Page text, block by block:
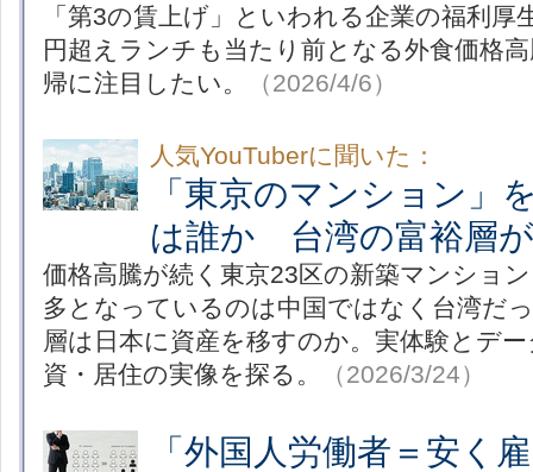
「第3の賃上げ」といわれる企業の福利厚
円超えランチも当たり前となる外食価格
帰に注目したい。
（2026/4/6）
人気YouTuberに聞いた：
「東京のマンション」
は誰か 台湾の富裕層
価格高騰が続く東京23区の新築マンショ
多となっているのは中国ではなく台湾だ
層は日本に資産を移すのか。実体験とデ
資・居住の実像を探る。
（2026/3/24）
「外国人労働者＝安く